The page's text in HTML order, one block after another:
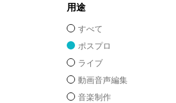
用途
すべて
ポスプロ
ライブ
動画音声編集
音楽制作